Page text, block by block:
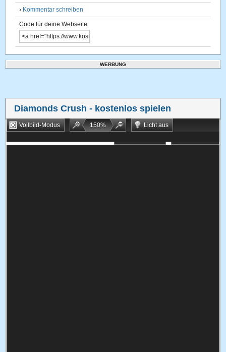
› Kommentar schreiben
Code für deine Webseite:
WERBUNG
Diamonds Crush - kostenlos spielen
Vollbild-Modus 150%
Licht aus